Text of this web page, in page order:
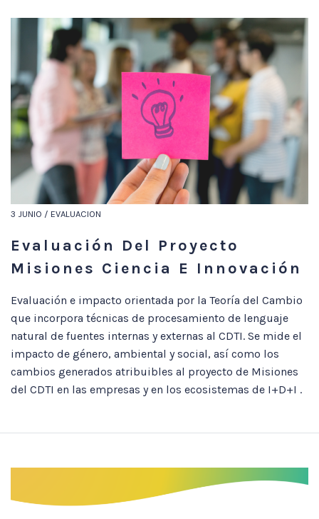
3 JUNIO / EVALUACION
Evaluación Del Proyecto
Misiones Ciencia E Innovación
Evaluación e impacto orientada por la Teoría del Cambio
que incorpora técnicas de procesamiento de lenguaje
natural de fuentes internas y externas al CDTI. Se mide el
impacto de género, ambiental y social, así como los
cambios generados atribuibles al proyecto de Misiones
del CDTI en las empresas y en los ecosistemas de I+D+I .